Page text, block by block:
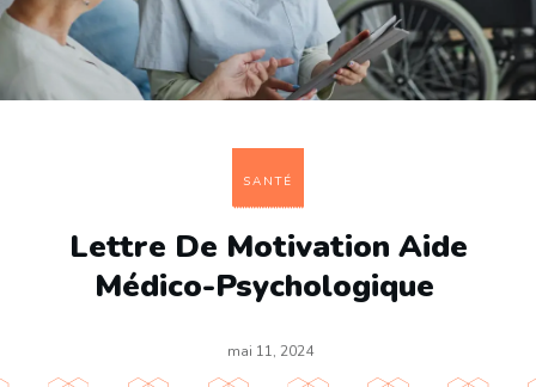
SANTÉ
Lettre De Motivation Aide
Médico-Psychologique
mai 11, 2024